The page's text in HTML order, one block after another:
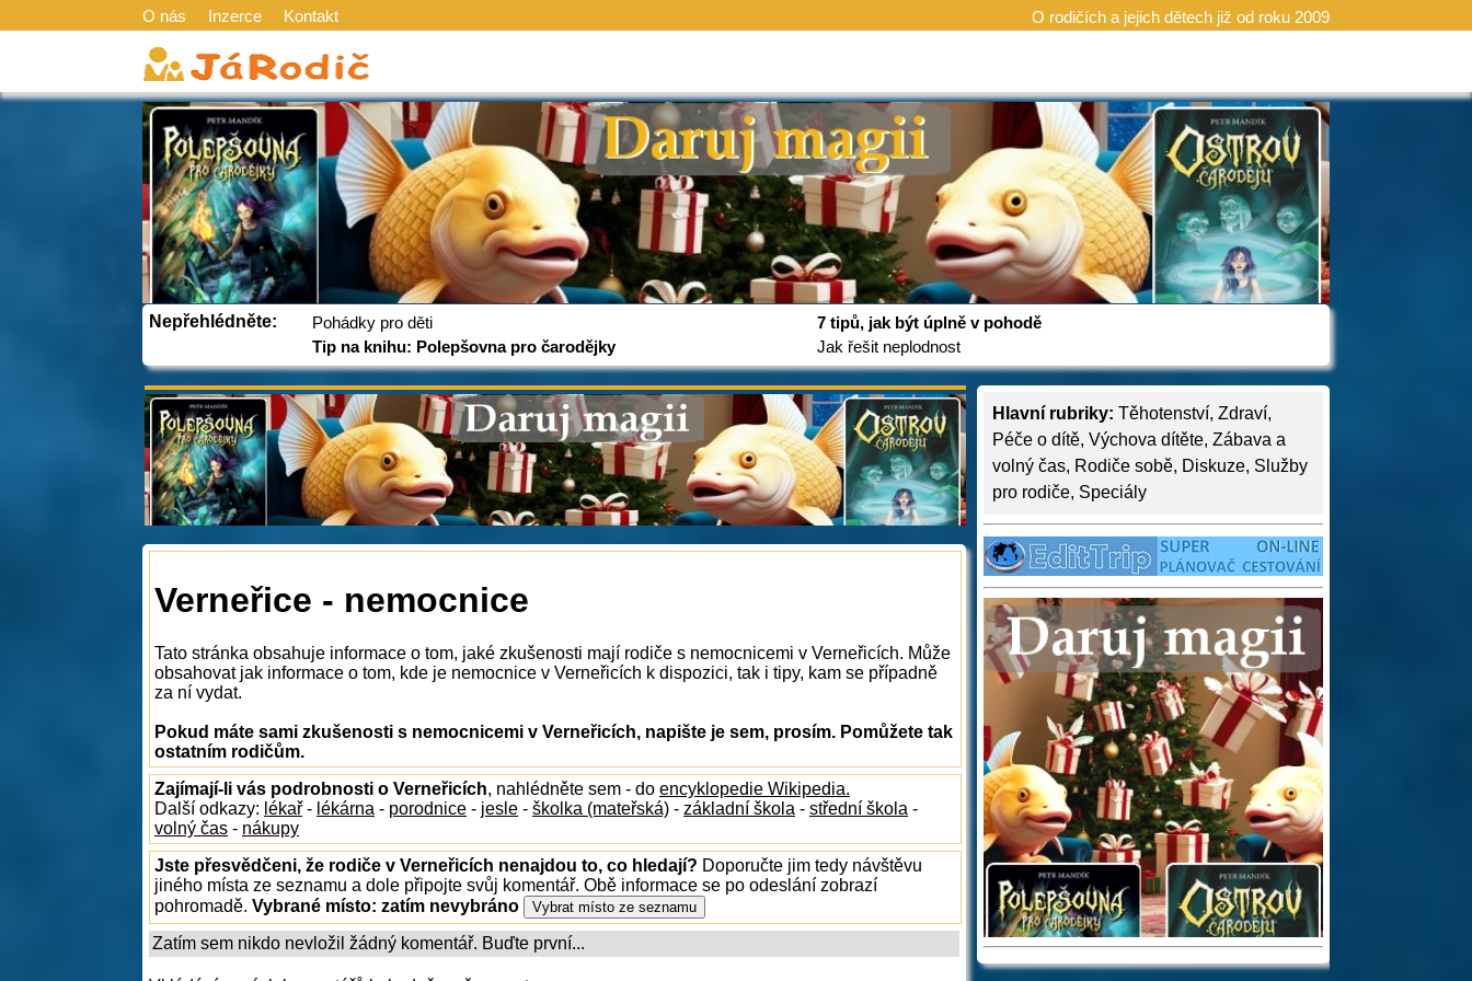
O nás Inzerce Kontakt O rodičích a jejich dětech již od roku 2009
Nepřehlédněte:
Pohádky pro děti
Tip na knihu: Polepšovna pro čarodějky
7 tipů, jak být úplně v pohodě
Jak řešit neplodnost
Hlavní rubriky: Těhotenství, Zdraví,
Péče o dítě, Výchova dítěte, Zábava a
volný čas, Rodiče sobě, Diskuze, Služby
pro rodiče, Speciály
Verneřice - nemocnice
Tato stránka obsahuje informace o tom, jaké zkušenosti mají rodiče s nemocnicemi v Verneřicích. Může
obsahovat jak informace o tom, kde je nemocnice v Verneřicích k dispozici, tak i tipy, kam se případně
za ní vydat.
Pokud máte sami zkušenosti s nemocnicemi v Verneřicích, napište je sem, prosím. Pomůžete tak
ostatním rodičům.
Zajímají-li vás podrobnosti o Verneřicích, nahlédněte sem - do encyklopedie Wikipedia.
Další odkazy: lékař - lékárna - porodnice - jesle - školka (mateřská) - základní škola - střední škola -
volný čas - nákupy
Jste přesvědčeni, že rodiče v Verneřicích nenajdou to, co hledají? Doporučte jim tedy návštěvu
jiného místa ze seznamu a dole připojte svůj komentář. Obě informace se po odeslání zobrazí
pohromadě. Vybrané místo: zatím nevybráno
Zatím sem nikdo nevložil žádný komentář. Buďte první...